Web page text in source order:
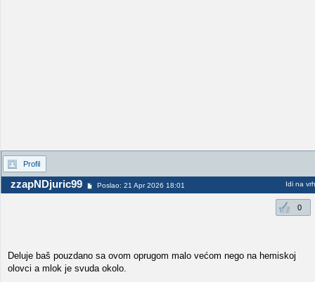
Profil
zzapNDjuric99 Poslao: 21 Apr 2026 18:01 Idi na vrh
0
Deluje baš pouzdano sa ovom oprugom malo većom nego na hemiskoj
olovci a mlok je svuda okolo.